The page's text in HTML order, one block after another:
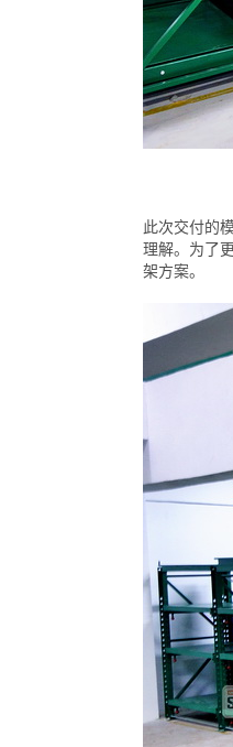
此次交付的
理解。为了
架方案。